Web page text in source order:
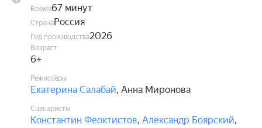
Время67 минут
СтранаРоссия
Год производства2026
Возраст
6+
Режиссёры
Екатерина Салабай, Анна Миронова
Сценаристы
Константин Феоктистов, Александр Боярский,